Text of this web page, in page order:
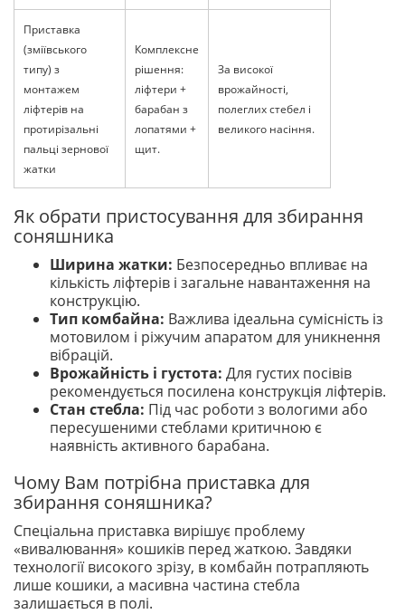
Приставка
(зміївського
типу) з
монтажем
ліфтерів на
протирізальні
пальці зернової
жатки
Комплексне
рішення:
ліфтери +
барабан з
лопатями +
щит.
За високої
врожайності,
полеглих стебел і
великого насіння.
Як обрати пристосування для збирання
соняшника
Ширина жатки: Безпосередньо впливає на
кількість ліфтерів і загальне навантаження на
конструкцію.
Тип комбайна: Важлива ідеальна сумісність із
мотовилом і ріжучим апаратом для уникнення
вібрацій.
Врожайність і густота: Для густих посівів
рекомендується посилена конструкція ліфтерів.
Стан стебла: Під час роботи з вологими або
пересушеними стеблами критичною є
наявність активного барабана.
Чому Вам потрібна приставка для
збирання соняшника?
Спеціальна приставка вирішує проблему
«вивалювання» кошиків перед жаткою. Завдяки
технології високого зрізу, в комбайн потрапляють
лише кошики, а масивна частина стебла
залишається в полі.